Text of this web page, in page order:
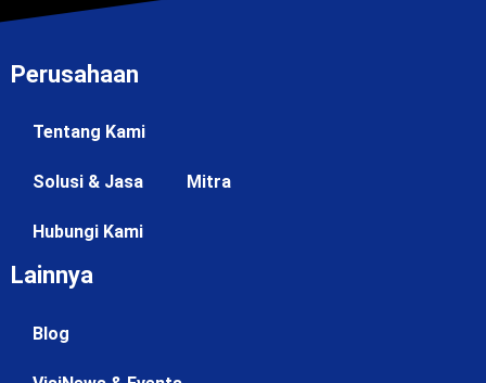
Perusahaan
Tentang Kami
Solusi & Jasa Mitra
Hubungi Kami
Lainnya
Blog